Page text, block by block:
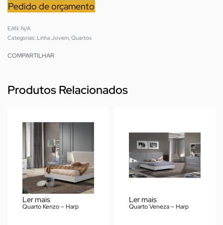
Pedido de orçamento
EAN: N/A
Categorias: Linha Jovem, Quartos
COMPARTILHAR
Produtos Relacionados
Ler mais
Quarto Kenzo – Harp
Ler mais
Quarto Veneza – Harp